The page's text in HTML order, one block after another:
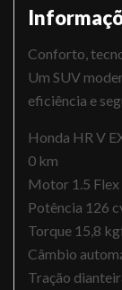
Conforto,
Um SUV
eficiência e
Honda HR V
0 km
Motor 1.5 Flex
Potência 126
Torque 15,8
Câmbio
Tração